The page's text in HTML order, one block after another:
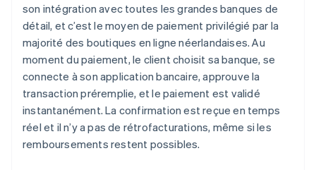
son intégration avec toutes les grandes banques de
détail, et c’est le moyen de paiement privilégié par la
majorité des boutiques en ligne néerlandaises. Au
moment du paiement, le client choisit sa banque, se
connecte à son application bancaire, approuve la
transaction préremplie, et le paiement est validé
instantanément. La confirmation est reçue en temps
réel et il n’y a pas de rétrofacturations, même si les
remboursements restent possibles.